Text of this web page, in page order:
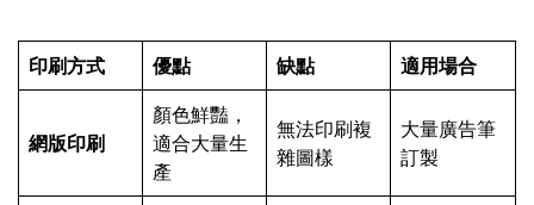
印刷方式 優點 缺點 適用場合
網版印刷
顏色鮮豔，
適合大量生
產
無法印刷複
雜圖樣
大量廣告筆
訂製